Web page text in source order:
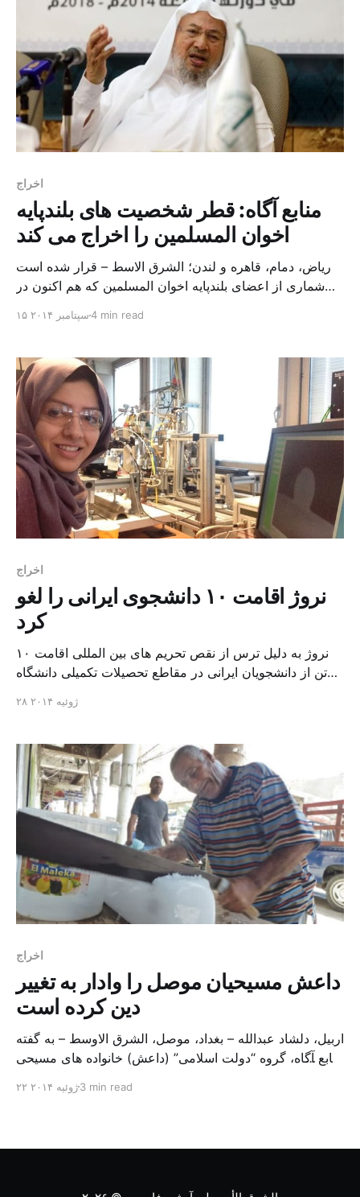
اخراج
منابع آگاه: قطر شخصیت های بلندپایه
اخوان المسلمین را اخراج می کند
ریاض، دمام، قاهره و لندن؛ الشرق الاسط – قرار شده است
شماری از اعضای بلندپایه اخوان المسلمین که هم اکنون در
است به منزله روزنه ای در تلاش ها در حل اختلافات بین دوحه
۱۵ سپتامبر ۲۰۱۴4 min read
اخراج
نروژ اقامت ۱۰ دانشجوی ایرانی را لغو
کرد
نروژ به دلیل ترس از نقص تحریم های بین المللی اقامت ۱۰
تن از دانشجویان ایرانی در مقاطع تحصیلات تکمیلی دانشگاه
ایرانی ۲۷ ساله ساکن نروژ که قرار بود دوره دکترای تخصصی
آغاز کند، در […]
۲۸ ژوئیه ۲۰۱۴
اخراج
داعش مسیحیان موصل را وادار به تغییر
دین کرده است
اربیل، دلشاد عبدالله – بغداد، موصل، الشرق الاوسط – به گفته
منابع آگاه، گروه “دولت اسلامی” (داعش) خانواده های مسیحی
است. نوزاد پولس مدیر سازمان سورایا و فعال مسیحی به
۲۲ ژوئیه ۲۰۱۴3 min read